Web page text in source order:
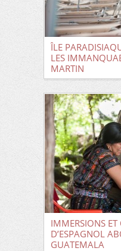
ÎLE
LES
MARTIN
IMMERSIONS ET
D’ESPAGNOL
GUATEMALA